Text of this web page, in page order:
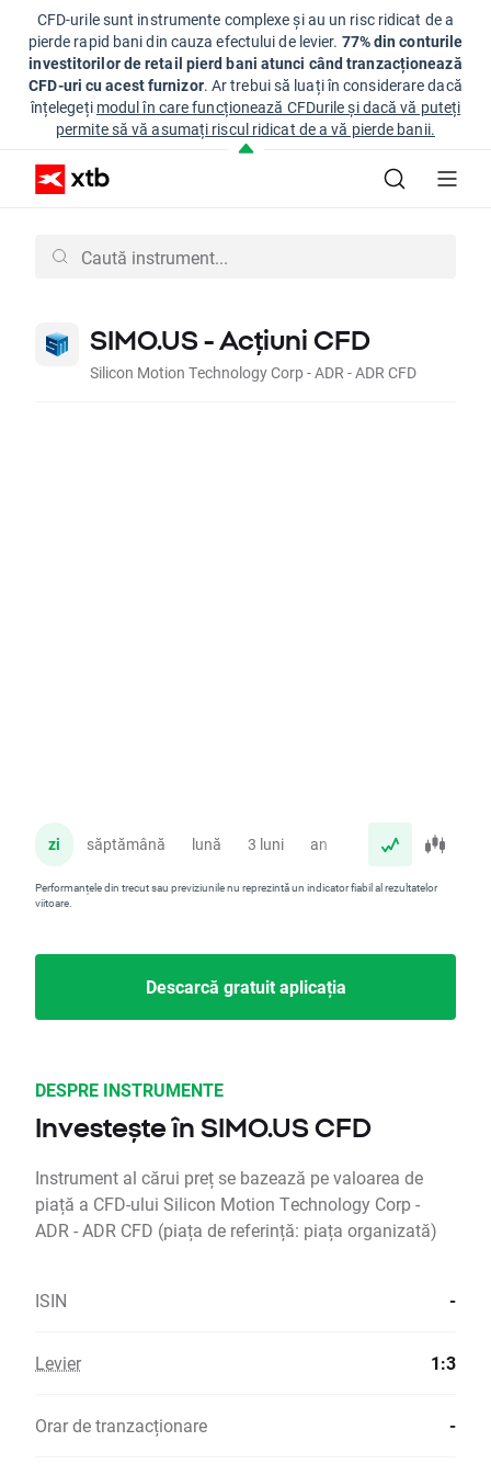
CFD-urile sunt instrumente complexe și au un risc ridicat de a
pierde rapid bani din cauza efectului de levier. 77% din conturile
investitorilor de retail pierd bani atunci când tranzacționează
CFD-uri cu acest furnizor. Ar trebui să luați în considerare dacă
înțelegeți modul în care funcționează CFDurile și dacă vă puteți
permite să vă asumați riscul ridicat de a vă pierde banii.
SIMO.US - Acțiuni CFD
Silicon Motion Technology Corp - ADR - ADR CFD
zi săptămână lună 3 luni an
Performanțele din trecut sau previziunile nu reprezintă un indicator fiabil al rezultatelor
viitoare.
Descarcă gratuit aplicația
DESPRE INSTRUMENTE
Investește în SIMO.US CFD
Instrument al cărui preț se bazează pe valoarea de
piață a CFD-ului Silicon Motion Technology Corp -
ADR - ADR CFD (piața de referință: piața organizată)
ISIN -
Levier 1:3
Orar de tranzacționare -